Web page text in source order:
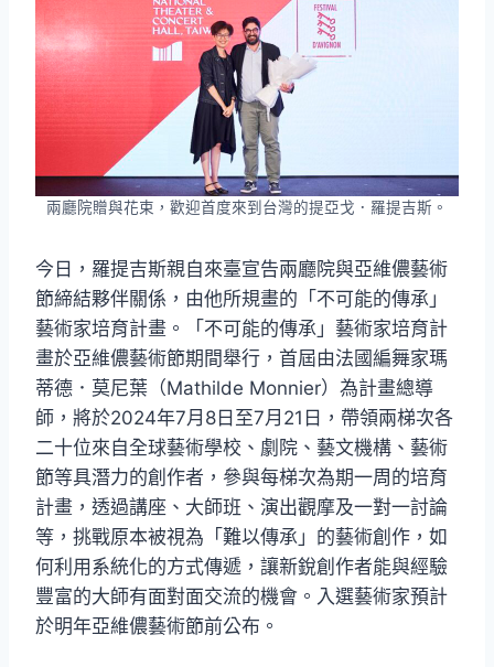
兩廳院贈與花束，歡迎首度來到台灣的提亞戈．羅提吉斯。
今日，羅提吉斯親自來臺宣告兩廳院與亞維儂藝術
節締結夥伴關係，由他所規畫的「不可能的傳承」
藝術家培育計畫。「不可能的傳承」藝術家培育計
畫於亞維儂藝術節期間舉行，首屆由法國編舞家瑪
蒂德．莫尼葉（Mathilde Monnier）為計畫總導
師，將於2024年7月8日至7月21日，帶領兩梯次各
二十位來自全球藝術學校、劇院、藝文機構、藝術
節等具潛力的創作者，參與每梯次為期一周的培育
計畫，透過講座、大師班、演出觀摩及一對一討論
等，挑戰原本被視為「難以傳承」的藝術創作，如
何利用系統化的方式傳遞，讓新銳創作者能與經驗
豐富的大師有面對面交流的機會。入選藝術家預計
於明年亞維儂藝術節前公布。